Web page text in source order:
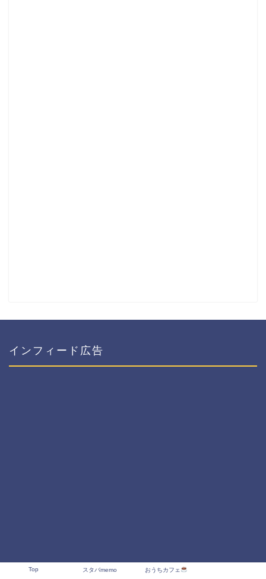
インフィード広告
Top スタバmemo おうちカフェ